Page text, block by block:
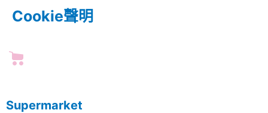
Cookie聲明
Supermarket